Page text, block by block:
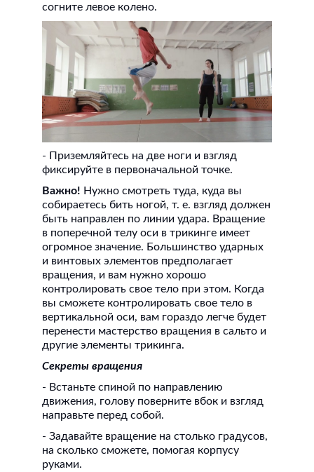
согните левое колено.
- Приземляйтесь на две ноги и взгляд
фиксируйте в первоначальной точке.
Важно! Нужно смотреть туда, куда вы
собираетесь бить ногой, т. е. взгляд должен
быть направлен по линии удара. Вращение
в поперечной телу оси в трикинге имеет
огромное значение. Большинство ударных
и винтовых элементов предполагает
вращения, и вам нужно хорошо
контролировать свое тело при этом. Когда
вы сможете контролировать свое тело в
вертикальной оси, вам гораздо легче будет
перенести мастерство вращения в сальто и
другие элементы трикинга.
Секреты вращения
- Встаньте спиной по направлению
движения, голову поверните вбок и взгляд
направьте перед собой.
- Задавайте вращение на столько градусов,
на сколько сможете, помогая корпусу
руками.